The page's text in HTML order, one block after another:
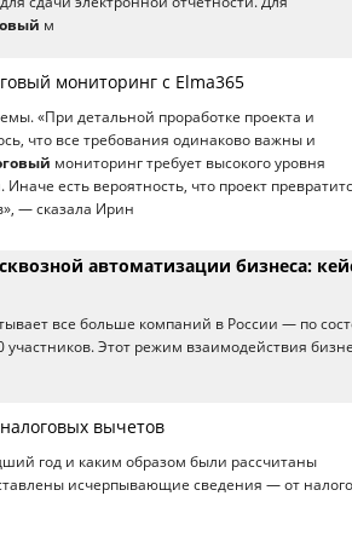
м
мониторинг с Elma365
«При детальной проработке проекта и
что все требования одинаково важны и
мониторинг требует высокого уровня
есть вероятность, что проект
— сказала Ирин
автоматизации бизнеса:
все больше компаний в России — по
Этот режим взаимодействия
вычетов
год и каким образом были рассчитаны
исчерпывающие сведения — от